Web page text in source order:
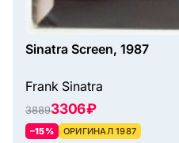
Sinatra Screen, 1987
Frank Sinatra
38893306 ₽
–15% ОРИГИНАЛ 1987